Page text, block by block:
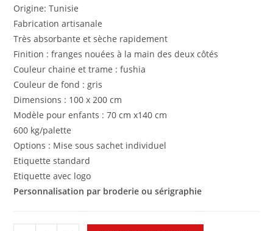
Origine: Tunisie
Fabrication artisanale
Très absorbante et sèche rapidement
Finition : franges nouées à la main des deux côtés
Couleur chaine et trame : fushia
Couleur de fond : gris
Dimensions : 100 x 200 cm
Modèle pour enfants : 70 cm x140 cm
600 kg/palette
Options : Mise sous sachet individuel
Etiquette standard
Etiquette avec logo
Personnalisation par broderie ou sérigraphie